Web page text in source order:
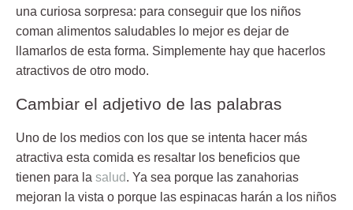
una curiosa sorpresa: para conseguir que los niños
coman alimentos saludables lo mejor es dejar de
llamarlos de esta forma. Simplemente hay que hacerlos
atractivos de otro modo.
Cambiar el adjetivo de las palabras
Uno de los medios con los que se intenta hacer más
atractiva esta comida es resaltar los beneficios que
tienen para la salud. Ya sea porque las zanahorias
mejoran la vista o porque las espinacas harán a los niños